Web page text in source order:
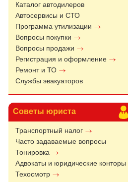
Каталог автодилеров
Автосервисы и СТО
Программа утилизации
Вопросы покупки
Вопросы продажи
Регистрация и оформление
Ремонт и ТО
Службы эвакуаторов
Советы юриста
Транспортный налог
Часто задаваемые вопросы
Тонировка
Адвокаты и юридические конторы
Техосмотр